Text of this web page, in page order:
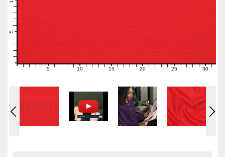
1 2 3 4 6 7 89 11121314 16171819 21222324 26272829 31